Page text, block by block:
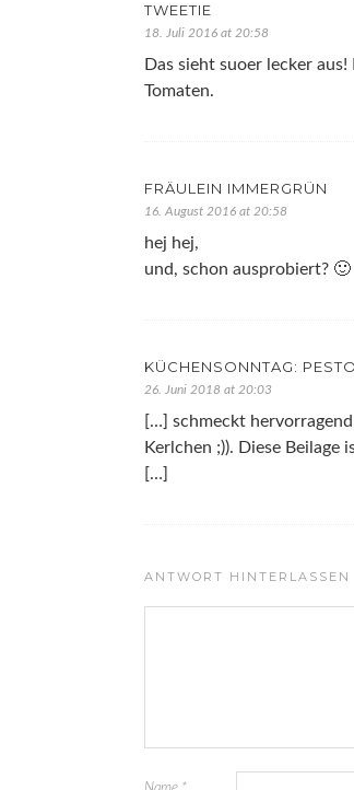
TWEETIE
18. Juli 2016 at 20:58
Das sieht suoer lecker
Tomaten.
FRÄULEIN IMMERGRÜN
16. August 2016 at 20:58
hej hej,
und, schon ausprobiert? 🙂
KÜCHENSONNTAG:
26. Juni 2018 at 20:03
[…] schmeckt
Kerlchen ;)). Diese
[…]
ANTWORT HINTERLASSEN